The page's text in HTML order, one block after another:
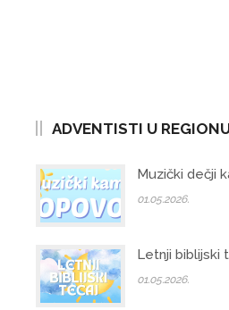
ADVENTISTI U
Muzički dečji
01.05.2026.
Letnji biblijski
01.05.2026.